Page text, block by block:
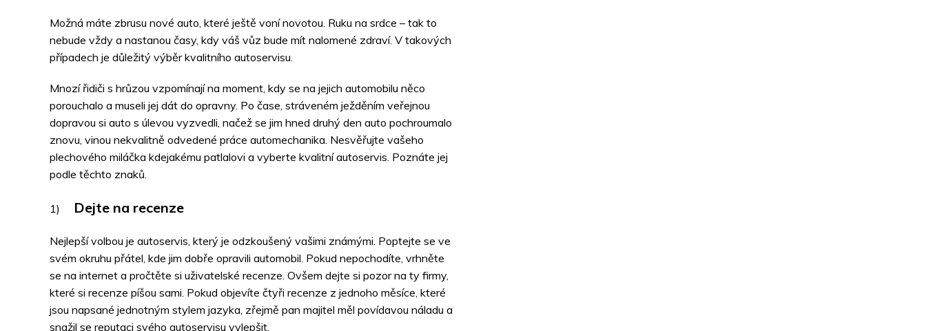
Možná máte zbrusu nové auto, které ještě voní novotou. Ruku na srdce – tak to
nebude vždy a nastanou časy, kdy váš vůz bude mít nalomené zdraví. V takových
případech je důležitý výběr kvalitního autoservisu.
Mnozí řidiči s hrůzou vzpomínají na moment, kdy se na jejich automobilu něco
porouchalo a museli jej dát do opravny. Po čase, stráveném ježděním veřejnou
dopravou si auto s úlevou vyzvedli, načež se jim hned druhý den auto pochroumalo
znovu, vinou nekvalitně odvedené práce automechanika. Nesvěřujte vašeho
plechového miláčka kdejakému patlalovi a vyberte kvalitní autoservis. Poznáte jej
podle těchto znaků.
Dejte na recenze
Nejlepší volbou je autoservis, který je odzkoušený vašimi známými. Poptejte se ve
svém okruhu přátel, kde jim dobře opravili automobil. Pokud nepochodíte, vrhněte
se na internet a pročtěte si uživatelské recenze. Ovšem dejte si pozor na ty firmy,
které si recenze píšou sami. Pokud objevíte čtyři recenze z jednoho měsíce, které
jsou napsané jednotným stylem jazyka, zřejmě pan majitel měl povídavou náladu a
snažil se reputaci svého autoservisu vylepšit.